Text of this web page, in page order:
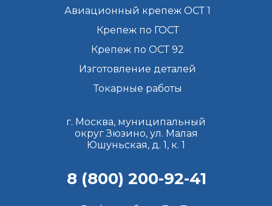
г. Москва, муниципальный
округ Зюзино, ул. Малая
Юшуньская, д. 1, к. 1
Авиационный крепеж ОСТ 1
Крепеж по ГОСТ
Крепеж по ОСТ 92
Изготовление деталей
Токарные работы
8 (800) 200-92-41